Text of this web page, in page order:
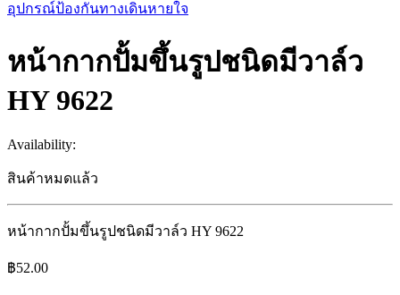
อุปกรณ์ป้องกันทางเดินหายใจ
หน้ากากปั้มขึ้นรูปชนิดมีวาล์ว
HY 9622
Availability:
สินค้าหมดแล้ว
หน้ากากปั้มขึ้นรูปชนิดมีวาล์ว HY 9622
฿52.00